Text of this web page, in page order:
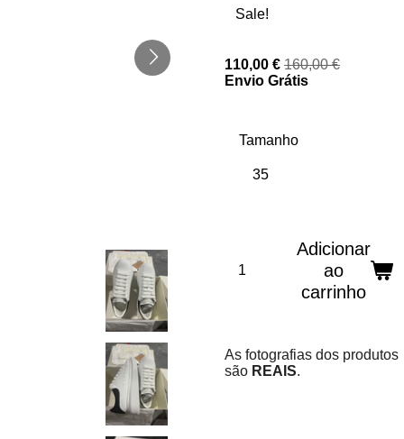
Sale!
110,00 € 160,00 €
Envio Grátis
Tamanho
Adicionar
ao
carrinho
As fotografias dos produtos
são REAIS.